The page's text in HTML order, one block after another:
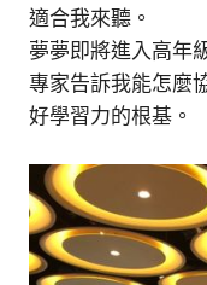
適合我來聽。
夢夢即將進入高年
專家告訴我能怎麼
好學習力的根基。